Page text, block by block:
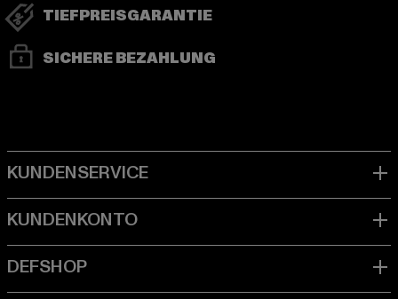
TIEFPREISGARANTIE
SICHERE BEZAHLUNG